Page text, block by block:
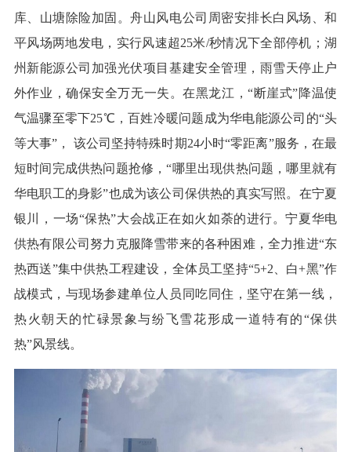
库、山塘除险加固。舟山风电公司周密安排长白风场、和
平风场两地发电，实行风速超25米/秒情况下全部停机；湖
州新能源公司加强光伏项目基建安全管理，雨雪天停止户
外作业，确保安全万无一失。在黑龙江，“断崖式”降温使
气温骤至零下25℃，百姓冷暖问题成为华电能源公司的“头
等大事”， 该公司坚持特殊时期24小时“零距离”服务，在最
短时间完成供热问题抢修，“哪里出现供热问题，哪里就有
华电职工的身影”也成为该公司保供热的真实写照。在宁夏
银川，一场“保热”大会战正在如火如荼的进行。宁夏华电
供热有限公司努力克服降雪带来的各种困难，全力推进“东
热西送”集中供热工程建设，全体员工坚持“5+2、白+黑”作
战模式，与现场参建单位人员同吃同住，坚守在第一线，
热火朝天的忙碌景象与纷飞雪花形成一道特有的“保供
热”风景线。